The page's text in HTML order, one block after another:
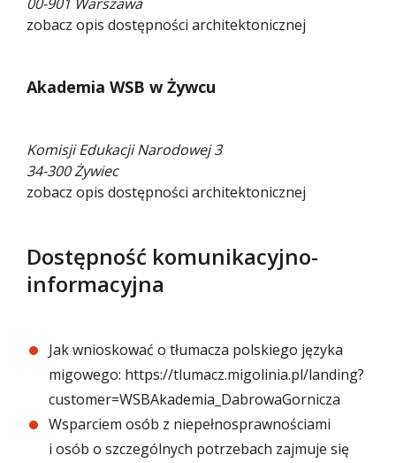
zobacz opis dostępności architektonicznej
Akademia WSB w Żywcu
Komisji Edukacji Narodowej 3
34-300 Żywiec
zobacz opis dostępności architektonicznej
Dostępność komunikacyjno-
informacyjna
Jak wnioskować o tłumacza polskiego języka
migowego: https://tlumacz.migolinia.pl/landing?
customer=WSBAkademia_DabrowaGornicza
Wsparciem osób z niepełnosprawnościami
i osób o szczególnych potrzebach zajmuje się